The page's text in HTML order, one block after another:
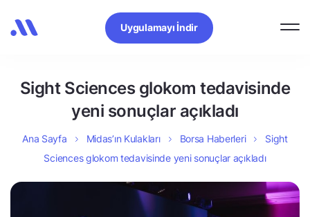
Uygulamayı İndir
Sight Sciences glokom tedavisinde
yeni sonuçlar açıkladı
Ana Sayfa Midas’ın Kulakları Borsa Haberleri
Sight
Sciences glokom tedavisinde yeni sonuçlar açıkladı